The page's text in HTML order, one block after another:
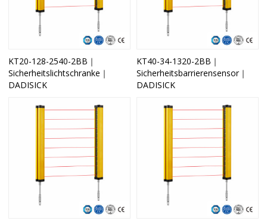
KT20-128-2540-2BB｜
Sicherheitslichtschranke｜
DADISICK
KT40-34-1320-2BB｜
Sicherheitsbarrierensensor｜
DADISICK